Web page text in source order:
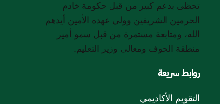
تحظى بدعم كبير من قبل حكومة خادم
الحرمين الشريفين وولي عهده الأمين أيدهم
الله، ومتابعة مستمرة من قبل سمو أمير
منطقة الجوف ومعالي وزير التعليم.
روابط سريعة
التقويم الأكاديمي